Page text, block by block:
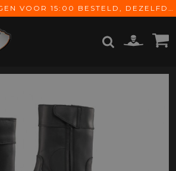
OP ONZE WERKDAGEN VOOR 15:00 BESTELD, DEZELFDE DAG VERZONDEN! GRATIS VERZENDING VANAF € 65,-